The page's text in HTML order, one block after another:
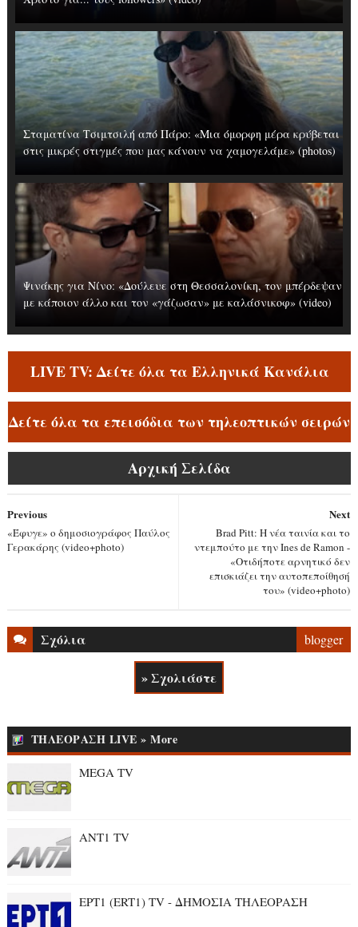
Σταματίνα Τσιμτσιλή από Πάρο: «Μια όμορφη μέρα κρύβεται
στις μικρές στιγμές που μας κάνουν να χαμογελάμε» (photos)
Ψινάκης για Νίνο: «Δούλευε στη Θεσσαλονίκη, τον μπέρδεψαν
με κάποιον άλλο και τον «γάζωσαν» με καλάσνικοφ» (video)
LIVE TV: Δείτε όλα τα Ελληνικά Κανάλια
Δείτε όλα τα επεισόδια των τηλεοπτικών σειρών
Αρχική Σελίδα
Next
Brad Pitt: Η νέα ταινία και το
ντεμπούτο με την Ines de Ramon -
«Οτιδήποτε αρνητικό δεν
επισκιάζει την αυτοπεποίθησή
του» (video+photo)
Previous
«Έφυγε» ο δημοσιογράφος Παύλος
Γερακάρης (video+photo)
Σχόλια blogger
» Σχολιάστε
ΤΗΛΕΟΡΑΣΗ LIVE » More
MEGA TV
ANT1 TV
ΕΡΤ1 (ERT1) TV - ΔΗΜΟΣΙΑ ΤΗΛΕΟΡΑΣΗ